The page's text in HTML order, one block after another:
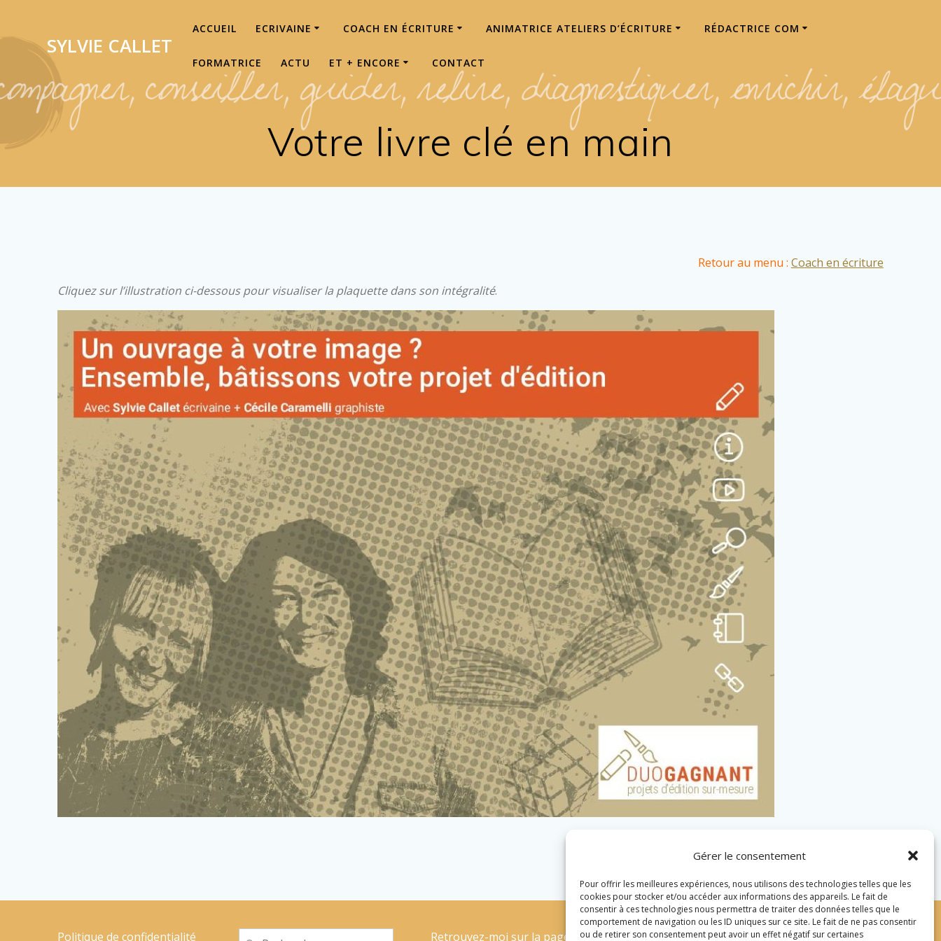
Gérer le consentement
Pour offrir les meilleures expériences, nous utilisons des technologies telles que les
cookies pour stocker et/ou accéder aux informations des appareils. Le fait de
consentir à ces technologies nous permettra de traiter des données telles que le
comportement de navigation ou les ID uniques sur ce site. Le fait de ne pas consentir
ou de retirer son consentement peut avoir un effet négatif sur certaines
contenu
SYLVIE CALLET
ACCUEIL ECRIVAINE COACH EN ÉCRITURE ANIMATRICE ATELIERS D’ÉCRITURE RÉDACTRICE COM
FORMATRICE ACTU ET + ENCORE CONTACT
Votre livre clé en main
Retour au menu : Coach en écriture
Cliquez sur l’illustration ci-dessous pour visualiser la plaquette dans son intégralité.
Politique de confidentialité Recherche Retrouvez-moi sur la page